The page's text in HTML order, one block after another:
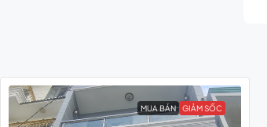
MUA BÁN GIẢM SỐC